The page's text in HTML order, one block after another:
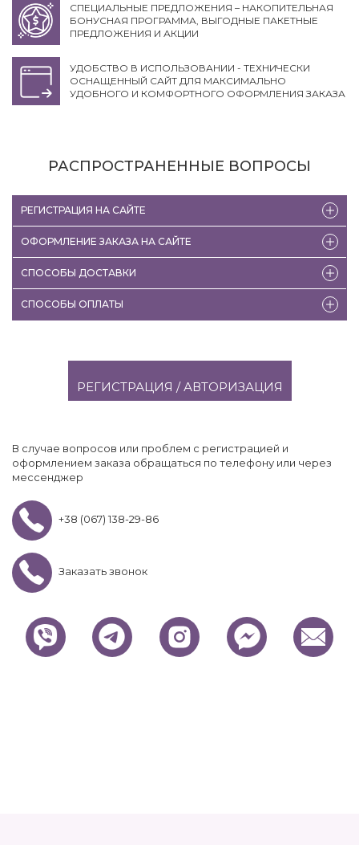
СПЕЦИАЛЬНЫЕ ПРЕДЛОЖЕНИЯ – НАКОПИТЕЛЬНАЯ
БОНУСНАЯ ПРОГРАММА, ВЫГОДНЫЕ ПАКЕТНЫЕ
ПРЕДЛОЖЕНИЯ И АКЦИИ
УДОБСТВО В ИСПОЛЬЗОВАНИИ - ТЕХНИЧЕСКИ
ОСНАЩЕННЫЙ САЙТ ДЛЯ МАКСИМАЛЬНО
УДОБНОГО И КОМФОРТНОГО ОФОРМЛЕНИЯ ЗАКАЗА
РАСПРОСТРАНЕННЫЕ ВОПРОСЫ
РЕГИСТРАЦИЯ НА САЙТЕ
ОФОРМЛЕНИЕ ЗАКАЗА НА САЙТЕ
СПОСОБЫ ДОСТАВКИ
СПОСОБЫ ОПЛАТЫ
РЕГИСТРАЦИЯ / АВТОРИЗАЦИЯ
В случае вопросов или проблем с регистрацией и
оформлением заказа обращаться по телефону или через
мессенджер
+38 (067) 138-29-86
Заказать звонок